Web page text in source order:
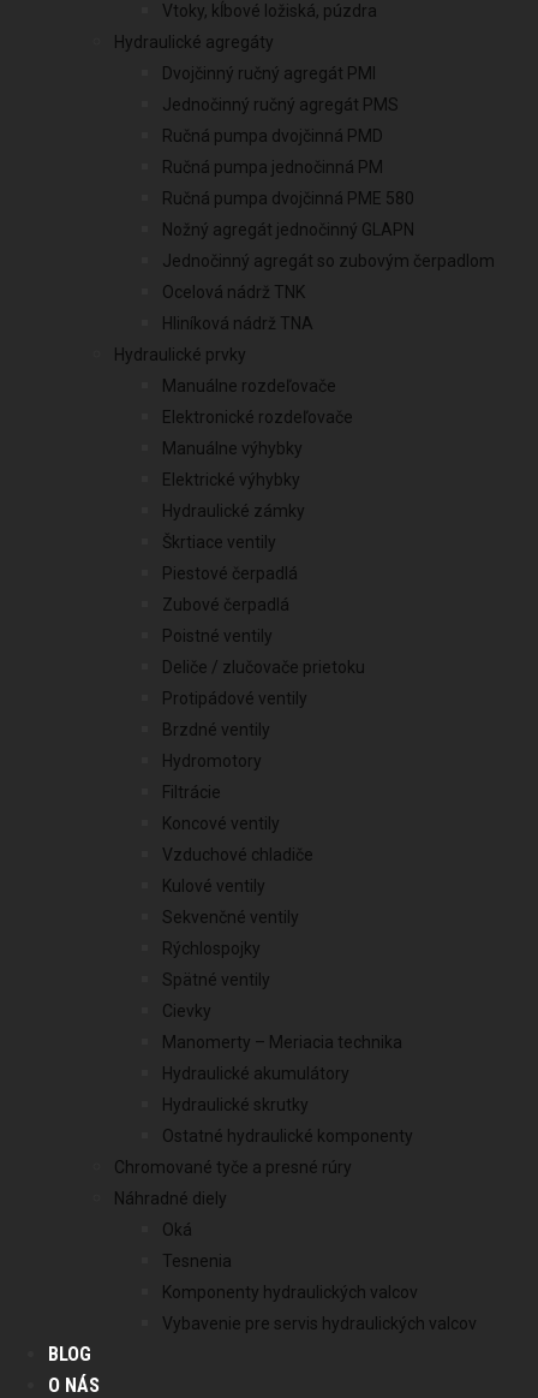
Vtoky, kĺbové ložiská, púzdra
Hydraulické agregáty
Dvojčinný ručný agregát PMI
Jednočinný ručný agregát PMS
Ručná pumpa dvojčinná PMD
Ručná pumpa jednočinná PM
Ručná pumpa dvojčinná PME 580
Nožný agregát jednočinný GLAPN
Jednočinný agregát so zubovým čerpadlom
Ocelová nádrž TNK
Hliníková nádrž TNA
Hydraulické prvky
Manuálne rozdeľovače
Elektronické rozdeľovače
Manuálne výhybky
Elektrické výhybky
Hydraulické zámky
Škrtiace ventily
Piestové čerpadlá
Zubové čerpadlá
Poistné ventily
Deliče / zlučovače prietoku
Protipádové ventily
Brzdné ventily
Hydromotory
Filtrácie
Koncové ventily
Vzduchové chladiče
Kulové ventily
Sekvenčné ventily
Rýchlospojky
Spätné ventily
Cievky
Manomerty – Meriacia technika
Hydraulické akumulátory
Hydraulické skrutky
Ostatné hydraulické komponenty
Chromované tyče a presné rúry
Náhradné diely
Oká
Tesnenia
Komponenty hydraulických valcov
Vybavenie pre servis hydraulických valcov
BLOG
O NÁS